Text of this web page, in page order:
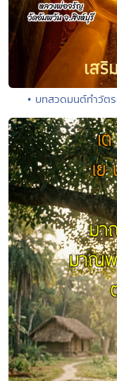
• บทสวดมนต์ทำวัต